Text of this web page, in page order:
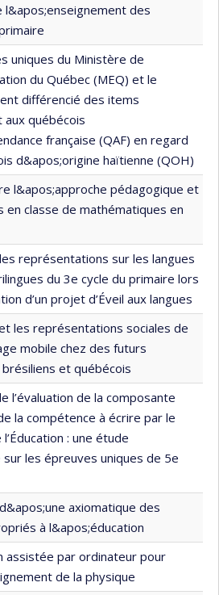
l&apos;enseignement des
uniques du Ministère de
du Québec (MEQ) et le
différencié des items
québécois
française (QAF) en regard
d&apos;origine haïtienne (QOH)
l&apos;approche pédagogique et
en classe de mathématiques en
représentations sur les langues
du 3e cycle du primaire lors
d’un projet d’Éveil aux langues
les représentations sociales de
mobile chez des futurs
et québécois
l’évaluation de la composante
la compétence à écrire par le
: une étude
sur les épreuves uniques de 5e
axiomatique des
à l&apos;éducation
assistée par ordinateur pour
de la physique